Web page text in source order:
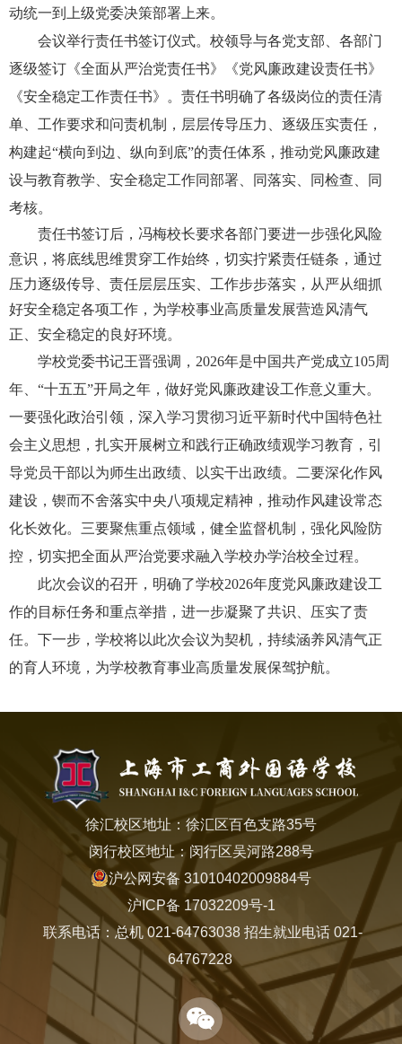
动统一到上级党委决策部署上来。
会议举行责任书签订仪式。校领导与各党支部、各部门
逐级签订《全面从严治党责任书》《党风廉政建设责任书》
《安全稳定工作责任书》。责任书明确了各级岗位的责任清
单、工作要求和问责机制，层层传导压力、逐级压实责任，
构建起“横向到边、纵向到底”的责任体系，推动党风廉政建
设与教育教学、安全稳定工作同部署、同落实、同检查、同
考核。
责任书签订后，冯梅校长要求各部门要进一步强化风险
意识，将底线思维贯穿工作始终，切实拧紧责任链条，通过
压力逐级传导、责任层层压实、工作步步落实，从严从细抓
好安全稳定各项工作，为学校事业高质量发展营造风清气
正、安全稳定的良好环境。
学校党委书记王晋强调，2026年是中国共产党成立105周
年、“十五五”开局之年，做好党风廉政建设工作意义重大。
一要强化政治引领，深入学习贯彻习近平新时代中国特色社
会主义思想，扎实开展树立和践行正确政绩观学习教育，引
导党员干部以为师生出政绩、以实干出政绩。二要深化作风
建设，锲而不舍落实中央八项规定精神，推动作风建设常态
化长效化。三要聚焦重点领域，健全监督机制，强化风险防
控，切实把全面从严治党要求融入学校办学治校全过程。
此次会议的召开，明确了学校2026年度党风廉政建设工
作的目标任务和重点举措，进一步凝聚了共识、压实了责
任。下一步，学校将以此次会议为契机，持续涵养风清气正
的育人环境，为学校教育事业高质量发展保驾护航。
徐汇校区地址：徐汇区百色支路35号
闵行校区地址：闵行区吴河路288号
沪公网安备 31010402009884号
沪ICP备 17032209号-1
联系电话：总机 021-64763038 招生就业电话 021-
64767228